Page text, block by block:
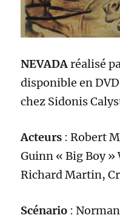
NEVADAréalisé
disponible enD
chez Sidonis
Acteurs :Robert
Guinn « Big Boy
Richard Martin,
Scénario :